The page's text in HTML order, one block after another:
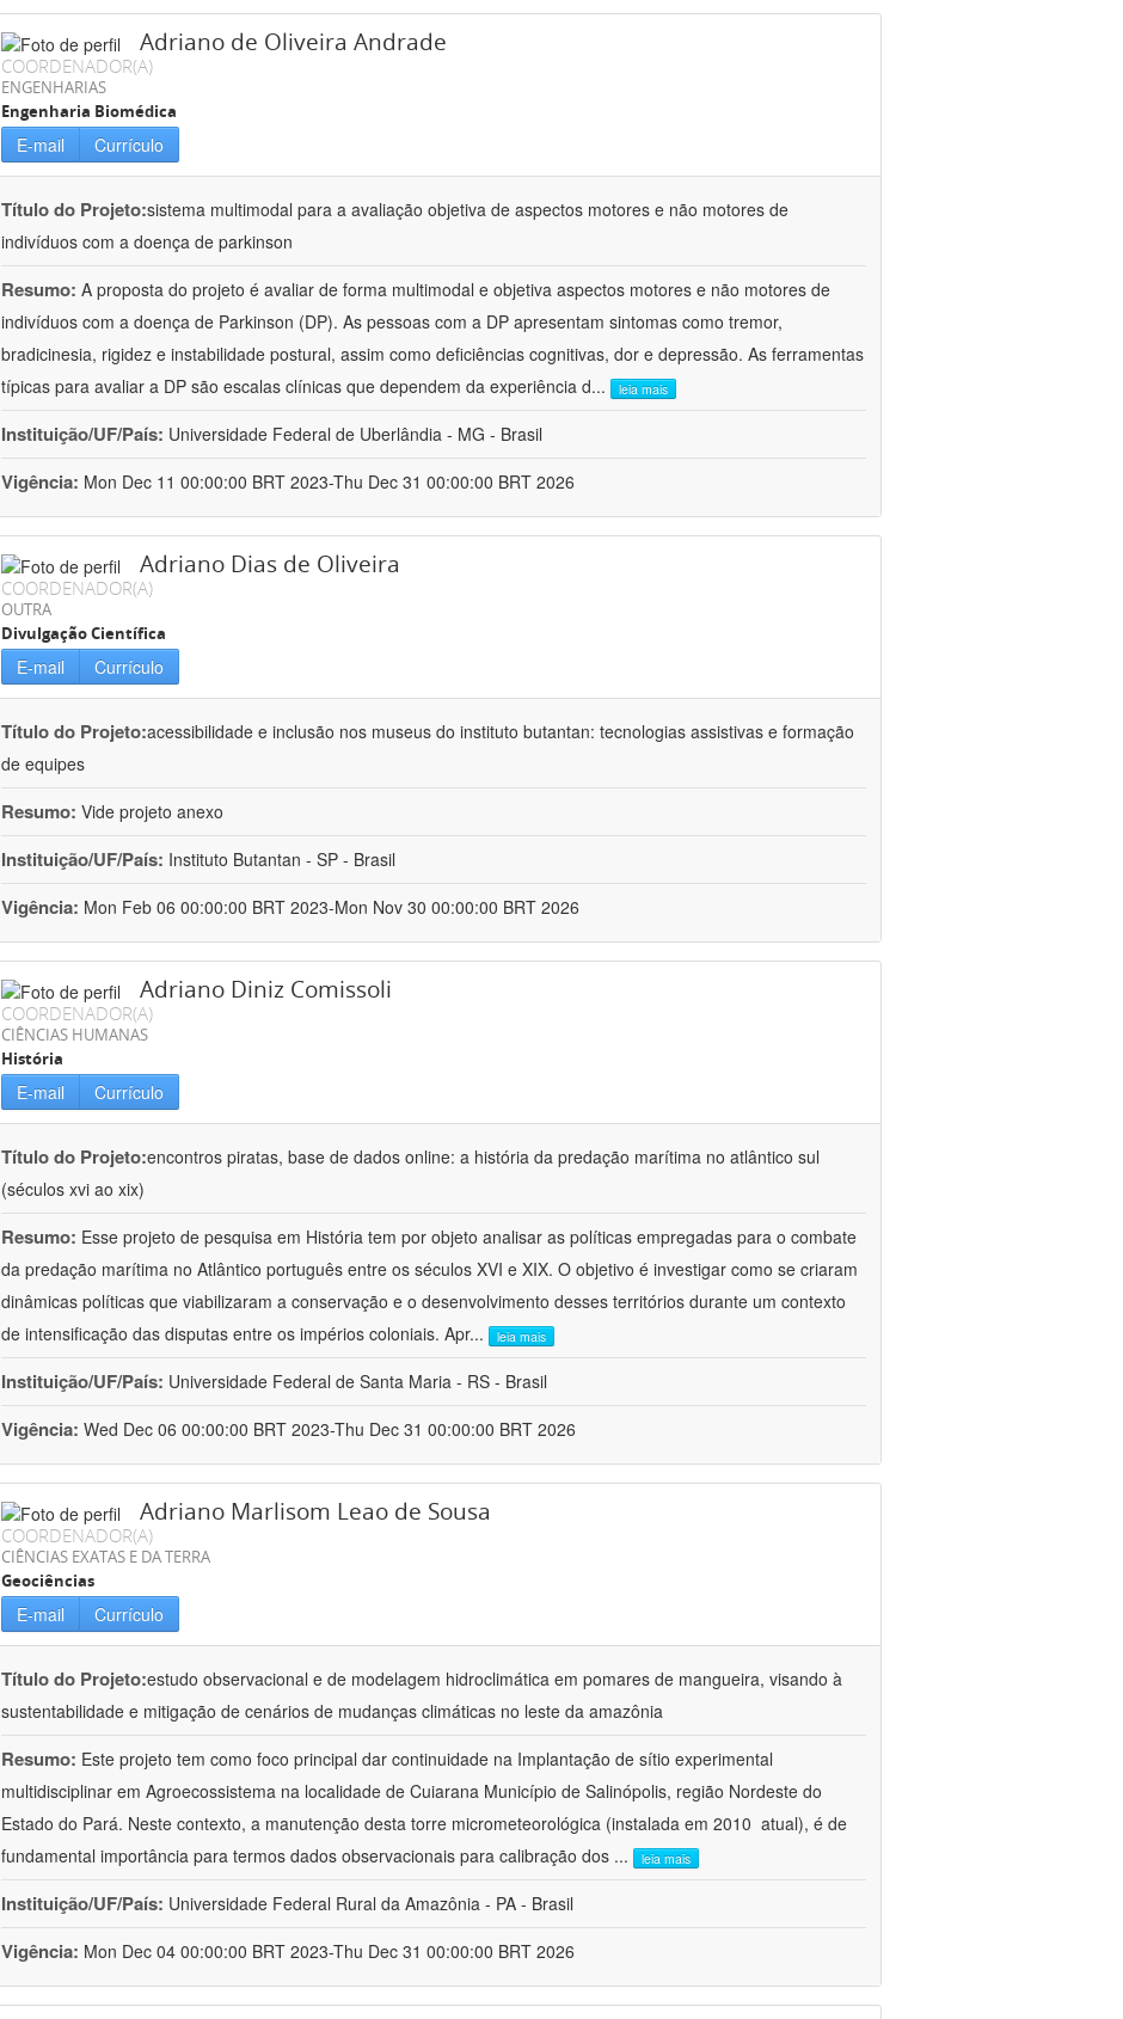
Adriano de Oliveira Andrade
COORDENADOR(A)
ENGENHARIAS
Engenharia Biomédica
E-mail Currículo
Título do Projeto:sistema multimodal para a avaliação objetiva de aspectos motores e não motores de
indivíduos com a doença de parkinson
Resumo: A proposta do projeto é avaliar de forma multimodal e objetiva aspectos motores e não motores de
indivíduos com a doença de Parkinson (DP). As pessoas com a DP apresentam sintomas como tremor,
bradicinesia, rigidez e instabilidade postural, assim como deficiências cognitivas, dor e depressão. As ferramentas
típicas para avaliar a DP são escalas clínicas que dependem da experiência d... leia mais
Instituição/UF/País: Universidade Federal de Uberlândia - MG - Brasil
Vigência: Mon Dec 11 00:00:00 BRT 2023-Thu Dec 31 00:00:00 BRT 2026
Adriano Dias de Oliveira
COORDENADOR(A)
OUTRA
Divulgação Científica
E-mail Currículo
Título do Projeto:acessibilidade e inclusão nos museus do instituto butantan: tecnologias assistivas e formação
de equipes
Resumo: Vide projeto anexo
Instituição/UF/País: Instituto Butantan - SP - Brasil
Vigência: Mon Feb 06 00:00:00 BRT 2023-Mon Nov 30 00:00:00 BRT 2026
Adriano Diniz Comissoli
COORDENADOR(A)
CIÊNCIAS HUMANAS
História
E-mail Currículo
Título do Projeto:encontros piratas, base de dados online: a história da predação marítima no atlântico sul
(séculos xvi ao xix)
Resumo: Esse projeto de pesquisa em História tem por objeto analisar as políticas empregadas para o combate
da predação marítima no Atlântico português entre os séculos XVI e XIX. O objetivo é investigar como se criaram
dinâmicas políticas que viabilizaram a conservação e o desenvolvimento desses territórios durante um contexto
de intensificação das disputas entre os impérios coloniais. Apr... leia mais
Instituição/UF/País: Universidade Federal de Santa Maria - RS - Brasil
Vigência: Wed Dec 06 00:00:00 BRT 2023-Thu Dec 31 00:00:00 BRT 2026
Adriano Marlisom Leao de Sousa
COORDENADOR(A)
CIÊNCIAS EXATAS E DA TERRA
Geociências
E-mail Currículo
Título do Projeto:estudo observacional e de modelagem hidroclimática em pomares de mangueira, visando à
sustentabilidade e mitigação de cenários de mudanças climáticas no leste da amazônia
Resumo: Este projeto tem como foco principal dar continuidade na Implantação de sítio experimental
multidisciplinar em Agroecossistema na localidade de Cuiarana Município de Salinópolis, região Nordeste do
Estado do Pará. Neste contexto, a manutenção desta torre micrometeorológica (instalada em 2010  atual), é de
fundamental importância para termos dados observacionais para calibração dos ... leia mais
Instituição/UF/País: Universidade Federal Rural da Amazônia - PA - Brasil
Vigência: Mon Dec 04 00:00:00 BRT 2023-Thu Dec 31 00:00:00 BRT 2026